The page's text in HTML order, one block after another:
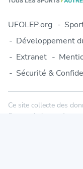
UFOLEP.org
Développement
Extranet
Sécurité &
Ce site collecte des
fins statistiques.